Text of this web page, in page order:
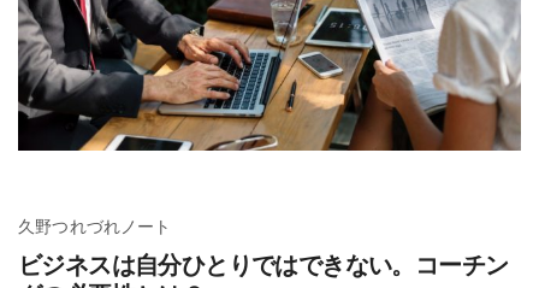
久野つれづれノート
ビジネスは自分ひとりではできない。コーチン